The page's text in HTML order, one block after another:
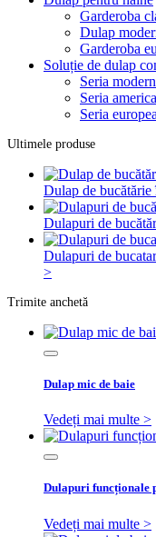
Garderoba
Dulap
Garderoba
Soluție de dulap
Seria
Seria
Seria
Ultimele produse
Dulap de
Dulapuri de
Dulapuri de
>
Trimite anchetă
Dulap mic de baie
Vedeți mai multe >
Dulapuri funcționale
Vedeți mai multe >